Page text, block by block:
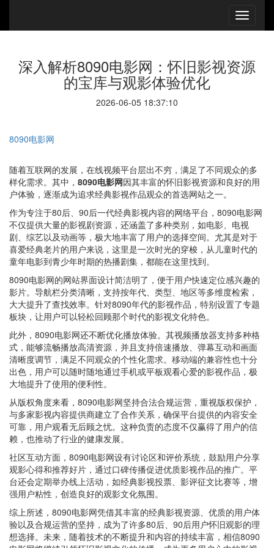
深入解析8090电影网：怀旧影视资源
的宝库与观影体验优化
2026-06-05 18:37:10
8090电影网
随着互联网的发展，在线视频平台层出不穷，满足了不同观众的多
样化需求。其中， 8090电影网因其丰富的怀旧影视资源和良好的用
户体验，逐渐成为追求经典影视作品观众的首选网站之一。
作为专注于80后、90后一代经典影视内容的网络平台，8090电影网
不仅提供大量的影视剧资源，还涵盖了多种类别，如电影、电视
剧、综艺以及动画等，极大地丰富了用户的选择空间。尤其是对于
喜爱经典老片的用户来说，这里是一次时光的穿梭，从儿童时代的
童年电影到青少年时期的热播剧集，都能在这里找到。
8090电影网的网站界面设计简洁明了，便于用户快速定位感兴趣的
影片。导航栏分类清晰，支持按年代、类型、地区等多维度检索，
大大提升了查找效率。针对8090年代的影视作品，特别设置了专题
板块，让用户可以轻松回顾那个时代的影视文化特色。
此外，8090电影网还不断优化播放体验。其视频播放器支持多种格
式，能够流畅播放高清资源，并且支持倍速播放、弹幕互动和画面
清晰度调节，满足不同观众的个性化需求。移动端的兼容性也十分
出色，用户可以随时随地通过手机或平板观看心爱的影视作品，极
大地提升了使用的便利性。
从版权角度来看，8090电影网坚持合法合规运营，重视版权保护，
与多家影视内容提供商建立了合作关系，确保平台提供的内容安全
可靠，用户观看无后顾之忧。这种负责的态度不仅赢得了用户的信
赖，也推动了行业的健康发展。
社区互动方面，8090电影网设有讨论区和评价系统，鼓励用户分享
观影心得和推荐好片，通过口碑传播促进优质影视作品的推广。平
台还会定期举办线上活动，如经典影视投票、影评征文比赛等，增
强用户粘性，创造良好的观影文化氛围。
综上所述，8090电影网凭借其丰富的经典影视资源、优质的用户体
验以及合规运营的坚持，成为了许多80后、90后用户怀旧观影的理
想选择。未来，随着技术的不断提升和内容的持续丰富，相信8090